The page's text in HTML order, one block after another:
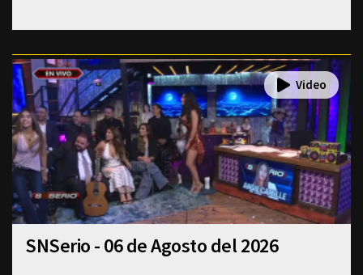
SNSerio - 06 de Agosto del 2026